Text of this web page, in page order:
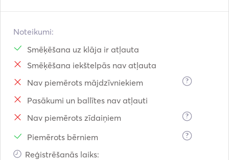
Noteikumi:
Smēķēšana uz klāja ir atļauta
Smēķēšana iekštelpās nav atļauta
Nav piemērots mājdzīvniekiem
?
Pasākumi un ballītes nav atļauti
Nav piemērots zīdaiņiem
?
Piemērots bērniem ?
Reģistrēšanās laiks: